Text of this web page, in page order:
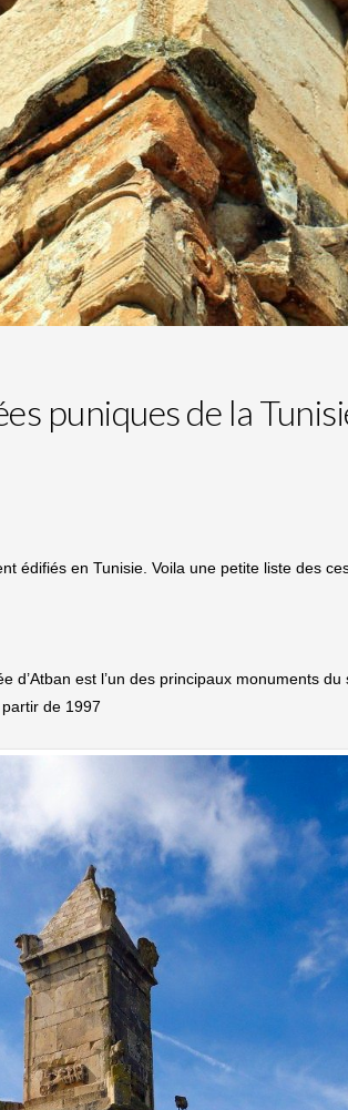
puniques de la
édifiés en Tunisie. Voila une petite liste des
d’Atban est l’un des principaux monuments
de 1997